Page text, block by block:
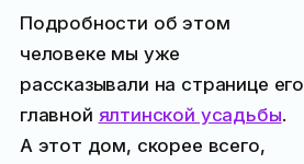
Подробности об этом
человеке мы уже
рассказывали на странице его
главной ялтинской усадьбы.
А этот дом, скорее всего,